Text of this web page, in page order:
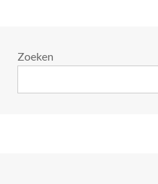
Zoeken